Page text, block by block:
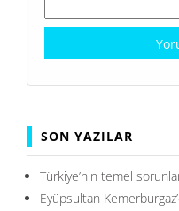
SON YAZILAR
Türkiye’nin temel
Eyüpsultan